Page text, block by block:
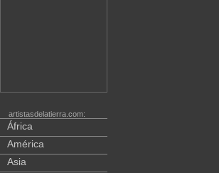
artistasdelatierra.com:
África
América
Asia